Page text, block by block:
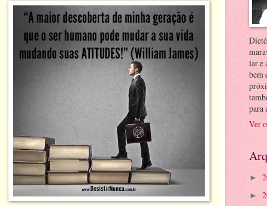
lar e
bem
para
Ver
►
►